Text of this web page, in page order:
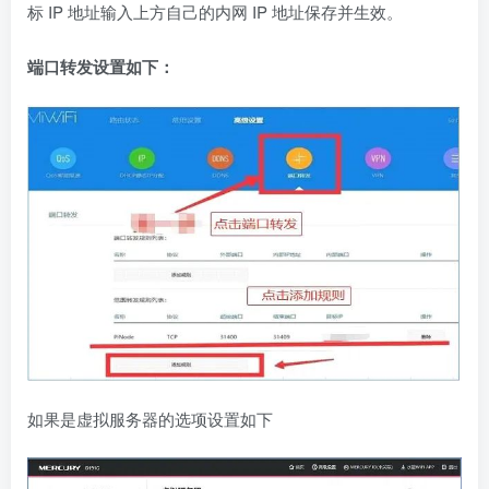
标 IP 地址输入上方自己的内网 IP 地址保存并生效。
端口转发设置如下：
如果是虚拟服务器的选项设置如下